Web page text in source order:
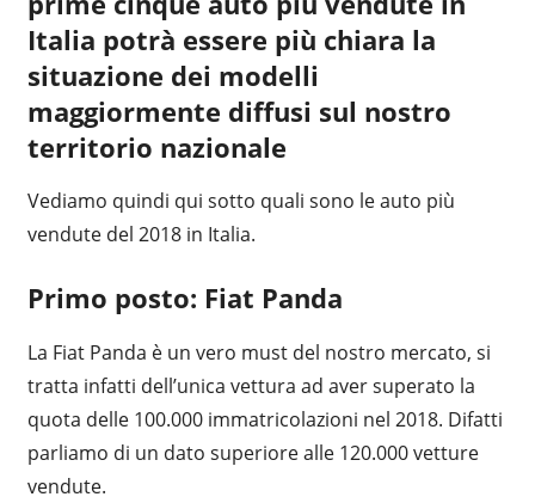
Italia potrà essere più chiara la
situazione dei modelli
maggiormente diffusi sul nostro
territorio nazionale
Vediamo quindi qui sotto quali sono le auto più
vendute del 2018 in Italia.
Primo posto: Fiat Panda
La Fiat Panda è un vero must del nostro mercato, si
tratta infatti dell’unica vettura ad aver superato la
quota delle 100.000 immatricolazioni nel 2018. Difatti
parliamo di un dato superiore alle 120.000 vetture
vendute.